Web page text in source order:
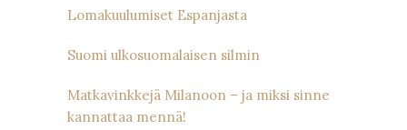
Lomakuulumiset Espanjasta
Suomi ulkosuomalaisen silmin
Matkavinkkejä Milanoon – ja miksi sinne
kannattaa mennä!